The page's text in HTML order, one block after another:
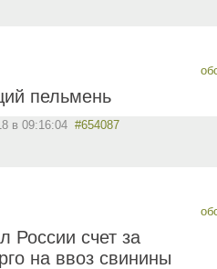
пельмень
в 09:16:04 #654087
России счет за
на ввоз свинины